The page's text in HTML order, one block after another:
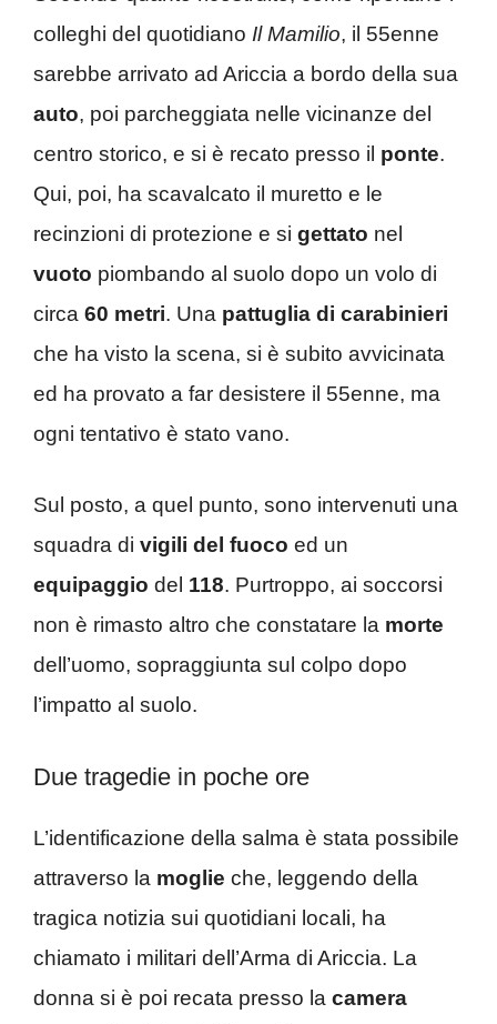
colleghi del quotidiano Il Mamilio, il 55enne
sarebbe arrivato ad Ariccia a bordo della sua
auto, poi parcheggiata nelle vicinanze del
centro storico, e si è recato presso il ponte.
Qui, poi, ha scavalcato il muretto e le
recinzioni di protezione e si gettato nel
vuoto piombando al suolo dopo un volo di
circa 60 metri. Una pattuglia di carabinieri
che ha visto la scena, si è subito avvicinata
ed ha provato a far desistere il 55enne, ma
ogni tentativo è stato vano.
Sul posto, a quel punto, sono intervenuti una
squadra di vigili del fuoco ed un
equipaggio del 118. Purtroppo, ai soccorsi
non è rimasto altro che constatare la morte
dell’uomo, sopraggiunta sul colpo dopo
l’impatto al suolo.
Due tragedie in poche ore
L’identificazione della salma è stata possibile
attraverso la moglie che, leggendo della
tragica notizia sui quotidiani locali, ha
chiamato i militari dell’Arma di Ariccia. La
donna si è poi recata presso la camera